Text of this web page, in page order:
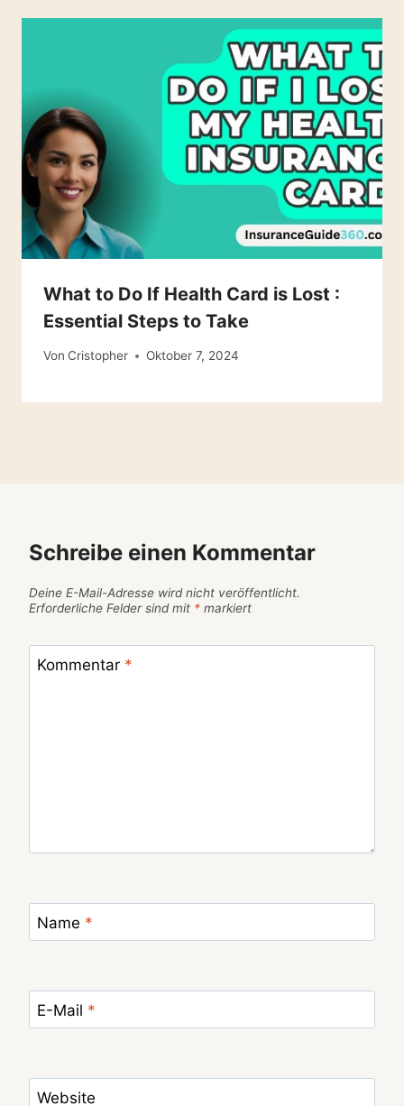
What to Do If Health Card is Lost :
Essential Steps to Take
Von Cristopher Oktober 7, 2024
Schreibe einen Kommentar
Deine E-Mail-Adresse wird nicht veröffentlicht.
Erforderliche Felder sind mit * markiert
Kommentar *
Name *
E-Mail *
Website